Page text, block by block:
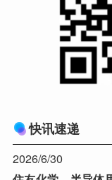
快讯速递
2026/6/30